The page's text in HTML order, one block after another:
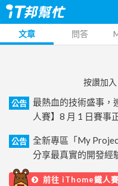
文章 問答
按讚加
公告
最熱血的技術盛事，
人賽】8 月 1 日賽事
公告
全新專區「My
分享最真實的開發經
前往 iThome鐵人賽